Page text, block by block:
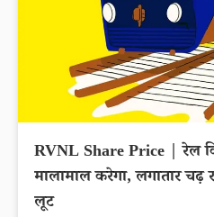
RVNL Share Price | रेल
मालामाल करेगा, लगातार चढ़
लूट